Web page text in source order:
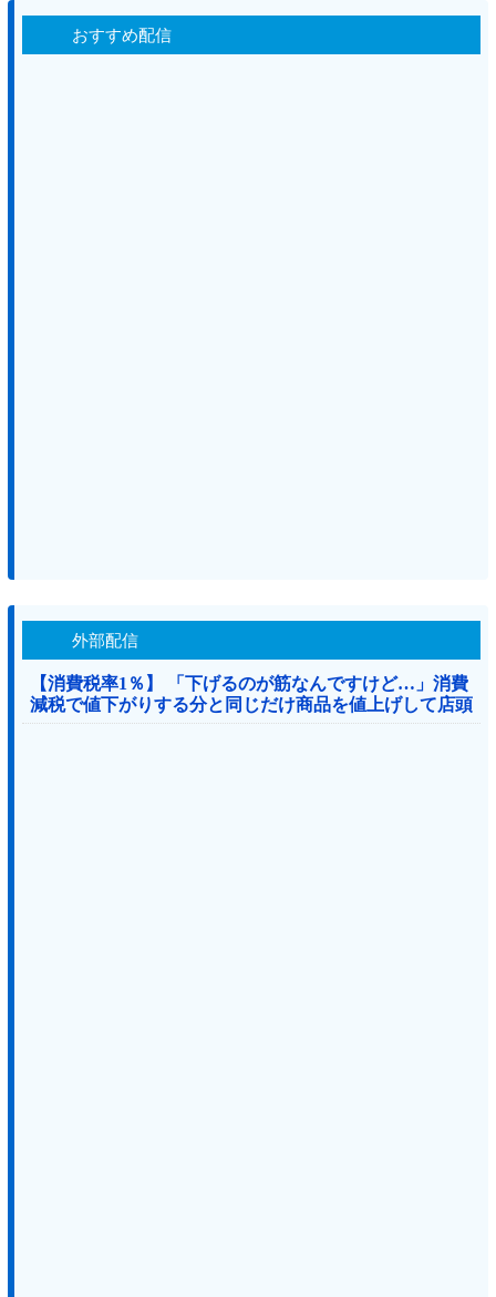
おすすめ配信
外部配信
【消費税率1％】 「下げるのが筋なんですけど…」消費
減税で値下がりする分と同じだけ商品を値上げして店頭
価格を変えない店も